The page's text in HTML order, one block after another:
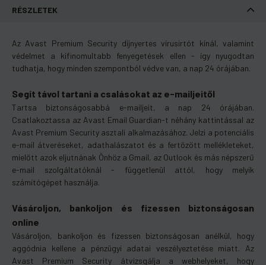
RÉSZLETEK
Az Avast Premium Security díjnyertes vírusirtót kínál, valamint
védelmet a kifinomultabb fenyegetések ellen - így nyugodtan
tudhatja, hogy minden szempontból védve van, a nap 24 órájában.
Segít távol tartani a csalásokat az e-mailjeitől
Tartsa biztonságosabbá e-mailjeit, a nap 24 órájában.
Csatlakoztassa az Avast Email Guardian-t néhány kattintással az
Avast Premium Security asztali alkalmazásához. Jelzi a potenciális
e-mail átveréseket, adathalászatot és a fertőzött mellékleteket,
mielőtt azok eljutnának Önhöz a Gmail, az Outlook és más népszerű
e-mail szolgáltatóknál - függetlenül attól, hogy melyik
számítógépet használja.
Vásároljon, bankoljon és fizessen biztonságosan
online
Vásároljon, bankoljon és fizessen biztonságosan anélkül, hogy
aggódnia kellene a pénzügyi adatai veszélyeztetése miatt. Az
Avast Premium Security átvizsgálja a webhelyeket, hogy